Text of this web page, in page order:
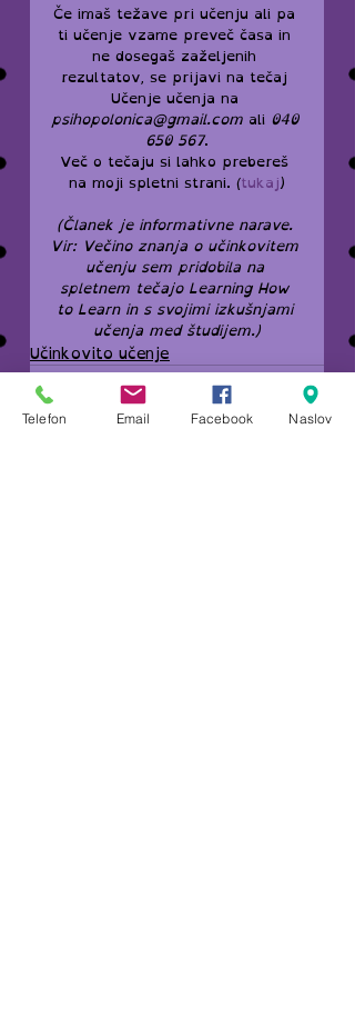
Če imaš težave pri učenju ali pa
ti učenje vzame preveč časa in
ne dosegaš zaželjenih
rezultatov, se prijavi na tečaj
Učenje učenja na
psihopolonica@gmail.com ali 040
650 567.
Več o tečaju si lahko prebereš
na moji spletni strani. (tukaj)
(Članek je informativne narave.
Vir: Večino znanja o učinkovitem
učenju sem pridobila na
spletnem tečajo Learning How
to Learn in s svojimi izkušnjami
učenja med študijem.)
Učinkovito učenje
Telefon Email Facebook Naslov